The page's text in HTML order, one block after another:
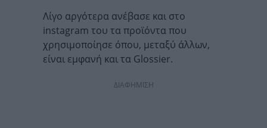
Λίγο αργότερα ανέβασε και στο
instagram του τα προϊόντα που
χρησιμοποίησε όπου, μεταξύ άλλων,
είναι εμφανή και τα Glossier.
ΔΙΑΦΗΜΙΣΗ